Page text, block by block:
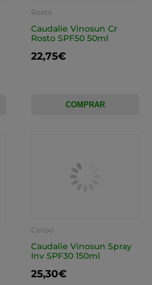
Rosto
Caudalie Vinosun Cr
Rosto SPF50 50ml
22,75€
COMPRAR
Corpo
Caudalie Vinosun Spray
Inv SPF30 150ml
25,30€